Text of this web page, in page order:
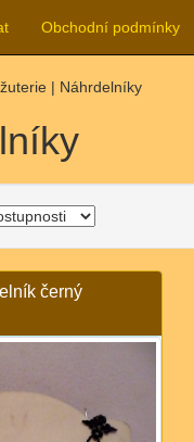
Obchodní podmínky
| Náhrdelníky
černý